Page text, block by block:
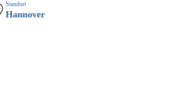
Standort
Hannover